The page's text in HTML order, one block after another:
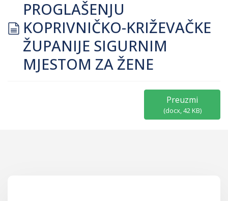
document
PROGLAŠENJU
KOPRIVNIČKO-KRIŽEVAČKE
ŽUPANIJE SIGURNIM
MJESTOM ZA ŽENE
Preuzmi
(docx,42 KB)